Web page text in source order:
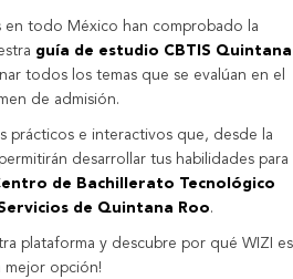
en todo México han comprobado la
guía de estudio CBTIS Quintana
todos los temas que se evalúan en el
de admisión.
prácticos e interactivos que, desde la
desarrollar tus habilidades para
de Bachillerato Tecnológico
de Quintana Roo.
plataforma y descubre por qué WIZI es
mejor opción!